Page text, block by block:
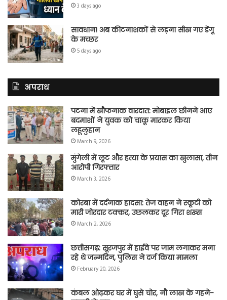
3 days ago
सावधान! अब कीटनाशकों से लड़ना सीख गए डेंगू
के मच्छर
5 days ago
अपराध
पटना में खौफनाक वारदात: मोबाइल छीनने आए
बदमाशों ने युवक को चाकू मारकर किया
लहूलुहान
March 9, 2026
मुंगेली में लूट और हत्या के प्रयास का खुलासा, तीन
आरोपी गिरफ्तार
March 3, 2026
कोरबा में दर्दनाक हादसा: तेज वाहन ने स्कूटी को
मारी जोरदार टक्कर, उछलकर दूर गिरा शख्स
March 2, 2026
छत्तीसगढ़: सूरजपुर में हाईवे पर जाम लगाकर मना
रहे थे जन्मदिन, पुलिस ने दर्ज किया मामला
February 20, 2026
कंबल ओढ़कर घर में घुसे चोर, नौ लाख के गहने-